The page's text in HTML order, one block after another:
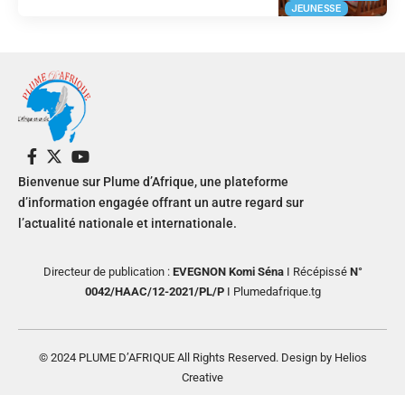
JEUNESSE
Bienvenue sur Plume d’Afrique, une plateforme
d’information engagée offrant un autre regard sur
l’actualité nationale et internationale.
Directeur de publication : EVEGNON Komi SénaI RécépisséN°
0042/HAAC/12-2021/PL/PI Plumedafrique.tg
© 2024 PLUME D’AFRIQUE All Rights Reserved. Design by Helios
Creative